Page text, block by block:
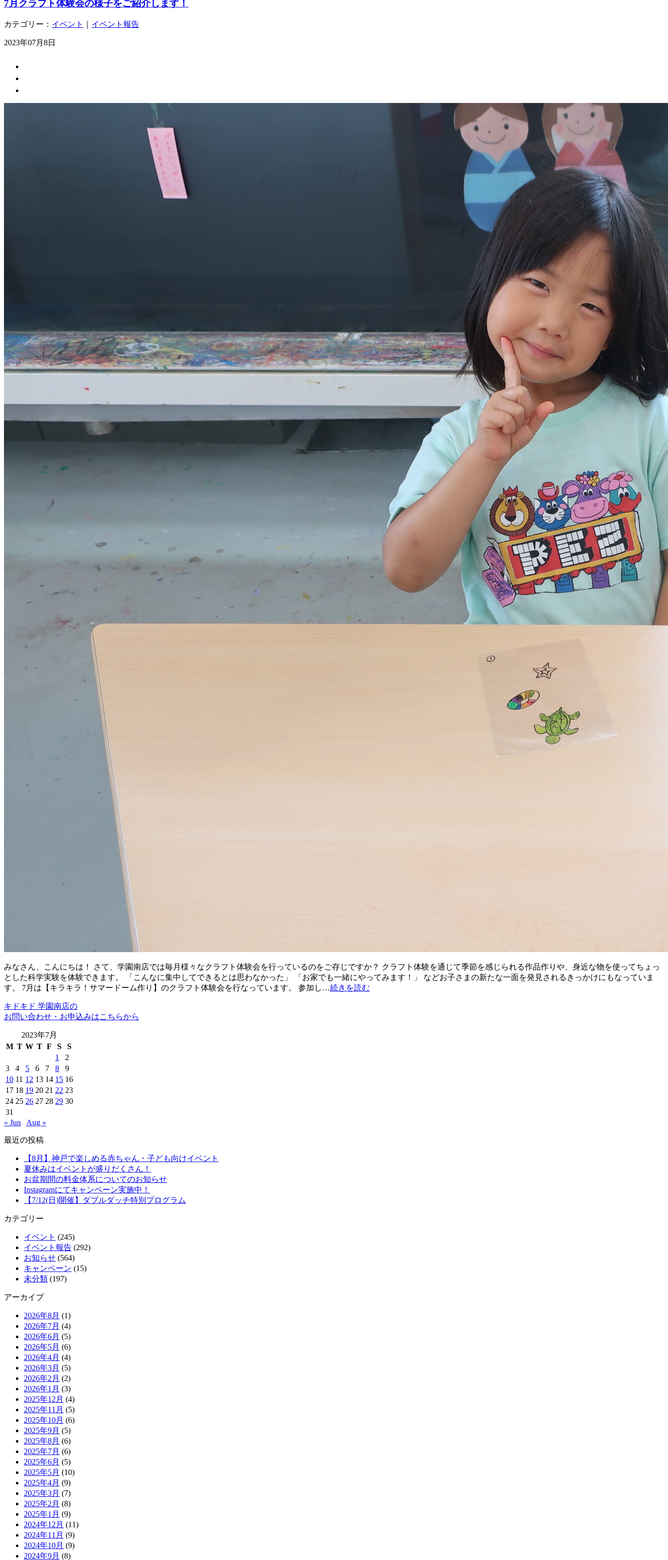
7月クラフト体験会の様子をご紹介します！
カテゴリー： イベント イベント報告
2023年07月8日
みなさん、こんにちは！ さて、学園南店では毎月様々なクラフト体験会を行っているのをご存じですか？ クラフト体験を通じて季節を感じられる作品作りや、身近な物を使ってちょっ
とした科学実験を体験できます。 「こんなに集中してできるとは思わなかった」 「お家でも一緒にやってみます！」 などお子さまの新たな一面を発見されるきっかけにもなっていま
す。 7月は【キラキラ！サマードーム作り】のクラフト体験会を行なっています。 参加し…続きを読む
キドキド 学園南店の
お問い合わせ・お申込みはこちらから
2023年7月
M T W T F S
S
1
2
3
4 5 6 7 8
9
10 11 12 13 14 15 16
17 18 19 20 21 22 23
24 25 26 27 28 29 30
31
« Jun
Aug »
最近の投稿
【8月】神戸で楽しめる赤ちゃん・子ども向けイベント
夏休みはイベントが盛りだくさん！
お盆期間の料金体系についてのお知らせ
Instagramにてキャンペーン実施中！
【7/12(日)開催】ダブルダッチ特別プログラム
カテゴリー
イベント (245)
イベント報告 (292)
お知らせ (564)
キャンペーン (15)
未分類 (197)
アーカイブ
2026年8月 (1)
2026年7月 (4)
2026年6月 (5)
2026年5月 (6)
2026年4月 (4)
2026年3月 (5)
2026年2月 (2)
2026年1月 (3)
2025年12月 (4)
2025年11月 (5)
2025年10月 (6)
2025年9月 (5)
2025年8月 (6)
2025年7月 (6)
2025年6月 (5)
2025年5月 (10)
2025年4月 (9)
2025年3月 (7)
2025年2月 (8)
2025年1月 (9)
2024年12月 (11)
2024年11月 (9)
2024年10月 (9)
2024年9月 (8)